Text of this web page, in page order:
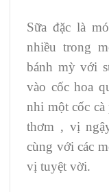
Sữa đặc là
nhiều trong
bánh mỳ với
vào cốc hoa
nhi một cốc
thơm , vị
cùng với các
vị tuyệt vời.